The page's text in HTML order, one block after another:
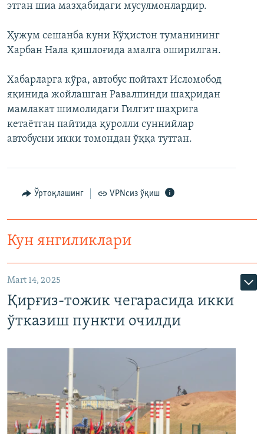
этган шиа мазҳабидаги мусулмонлардир.
Ҳужум сешанба куни Кўҳистон туманининг
Харбан Нала қишлоғида амалга оширилган.
Хабарларга кўра, автобус пойтахт Исломобод
яқинида жойлашган Равалпинди шаҳридан
мамлакат шимолидаги Гилгит шаҳрига
кетаётган пайтида қуролли суннийлар
автобусни икки томондан ўққа тутган.
Ўртоқлашинг VPNсиз ўқиш
Кун янгиликлари
Mart 14, 2025
Қирғиз-тожик чегарасида икки
ўтказиш пункти очилди